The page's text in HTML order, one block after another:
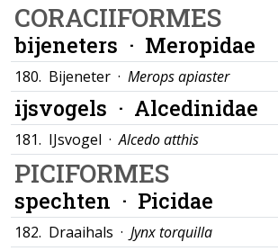
CORACIIFORMES
bijeneters · Meropidae
180. Bijeneter · Merops apiaster
ijsvogels · Alcedinidae
181. IJsvogel ·Alcedo atthis
PICIFORMES
spechten · Picidae
182. Draaihals · Jynx torquilla